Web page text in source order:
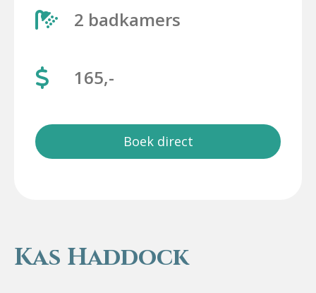
Kas Haddock
2 badkamers
165,-
Boek direct